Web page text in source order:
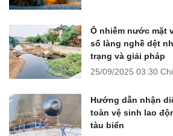
Ô nhiễm nước mặt
số làng nghề dệt
trạng và giải pháp
25/09/2025 03:30
Hướng dẫn nhận
toàn vệ sinh lao
tàu biển